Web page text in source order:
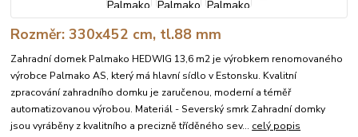
Rozměr: 330x452 cm, tl.88 mm
Zahradní domek Palmako HEDWIG 13,6 m2 je výrobkem renomovaného
výrobce Palmako AS, který má hlavní sídlo v Estonsku. Kvalitní
zpracování zahradního domku je zaručenou, moderní a téměř
automatizovanou výrobou. Materiál - Severský smrk Zahradní domky
jsou vyráběny z kvalitního a precizně tříděného sev... celý popis